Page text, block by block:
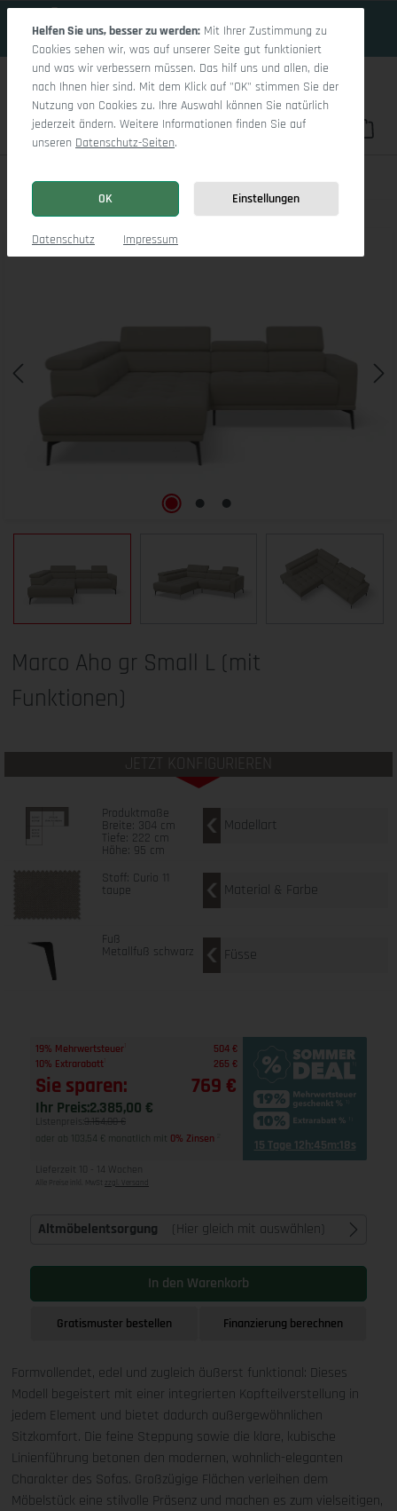
Du hast 0
Marco Aho gr Small L (mit Funktionen)
Bildergalerie überspringen
Marco Aho gr Small L (mit
Funktionen)
JETZT KONFIGURIEREN
Produktmaße
Breite: 304 cm
Tiefe: 222 cm
Höhe: 95 cm
Modellart
Stoff: Curio 11
taupe Material & Farbe
Fuß
Metallfuß schwarz Füsse
19% Mehrwertsteuer
504 €
10% Extrarabatt
265 €
Sie sparen: 769 €
Ihr Preis:2.385,00 €
Listenpreis: 3.154,00 €
oder ab 103,54 € monatlich mit 0% Zinsen 15 Tage 12h:45m:17s
Lieferzeit 10 - 14 Wochen
Alle Preise inkl. MwSt zzgl. Versand
Altmöbelentsorgung (Hier gleich mit auswählen)
In den Warenkorb
Gratismuster bestellen Finanzierung berechnen
Formvollendet, edel und zugleich äußerst funktional: Dieses
Modell begeistert mit einer integrierten Kopfteilverstellung in
jedem Element und bietet dadurch außergewöhnlichen
Sitzkomfort. Die feine Steppung sowie die klare, kubische
Linienführung betonen den modernen, wohnlich-eleganten
Charakter des Sofas. Großzügige Flächen verleihen dem
Möbelstück eine stilvolle Präsenz und machen es zum vielseitigen,
Helfen Sie uns, besser zu werden: Mit Ihrer Zustimmung zu
Cookies sehen wir, was auf unserer Seite gut funktioniert
und was wir verbessern müssen. Das hilf uns und allen, die
nach Ihnen hier sind. Mit dem Klick auf "OK" stimmen Sie der
Nutzung von Cookies zu. Ihre Auswahl können Sie natürlich
jederzeit ändern. Weitere Informationen finden Sie auf
unseren Datenschutz-Seiten.
OK Einstellungen
Datenschutz Impressum